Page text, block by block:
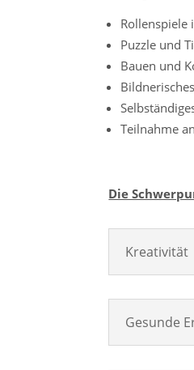
Rollenspiele
Puzzle und
Bauen und
Teilnahme
Die
Kreativität
Gesunde